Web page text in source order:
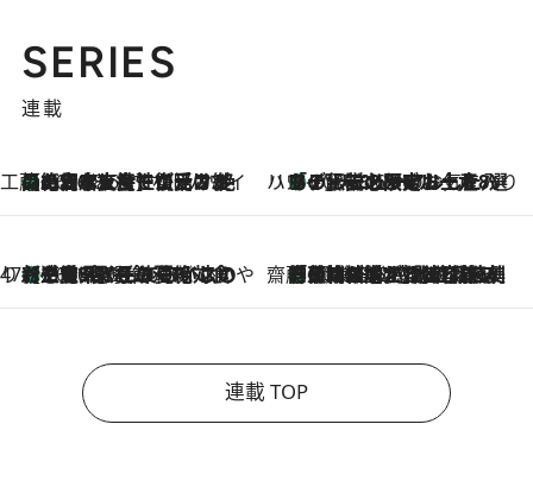
SERIES
連載
工藤まやのおもてなしハワイ
2026.8.6
【ハワイ土産】ローカルの絶大な支持で復活！ 絶品の幻クッキー《元ファンの日本人女性が受け継いだ名店》 ハワイ賢者 リサのお気に入りリスト2026.8.6
あの伝説の限定トートも！ リニューアルした「ディーン＆デルーカ ハワイ」で必須のお土産8選
47都道府県の手みやげ ひんやりスイーツで夏を満喫
2026.8.6
【三重県】この夏絶対食べたい 冷やしておいしいおやつ3選 お餅×アイスの新感覚スイーツ 齋藤 薫 美容脳ルネサンス
2026.8.6
「荷物が増えるほど旅ストレスは増す」美容ジャーナリストがたどり着いた最終結論。“化粧品を劇的に減らす”感動の凝縮美容とは
連載 TOP